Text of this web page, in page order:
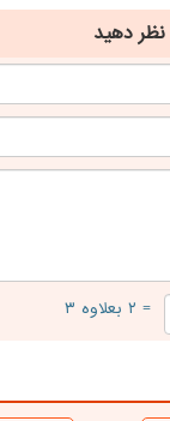
نظر دهید
= ۲ بعلاوه ۳